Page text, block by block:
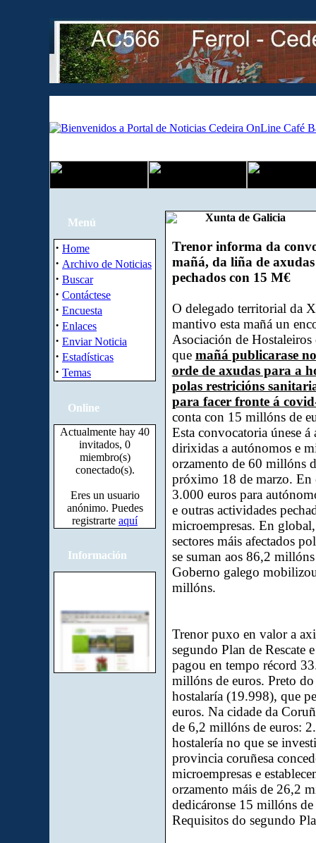
Menú
· Home
· Archivo de Noticias
· Buscar
· Contáctese
· Encuesta
· Enlaces
· Enviar Noticia
· Estadísticas
· Temas
Online
Actualmente hay 40
invitados, 0
miembro(s)
conectado(s).
Eres un usuario
anónimo. Puedes
registrarte aquí
Información
Xunta de Galicia
Trenor informa da
mañá, da liña de
pechados con 15 M€
O delegado territorial da
mantivo esta mañá un
Asociación de
que mañá publicarase
orde de axudas para a
polas restricións
para facer fronte á
conta con 15 millóns de
Esta convocatoria únese á
dirixidas a autónomos e
orzamento de 60 millóns
próximo 18 de marzo. En
3.000 euros para
e outras actividades
microempresas. En
sectores máis afectados
se suman aos 86,2
Goberno galego
millóns.
Trenor puxo en valor a
segundo Plan de Rescate
pagou en tempo récord
millóns de euros. Preto
hostalaría (19.998), que
euros. Na cidade da
de 6,2 millóns de euros:
hostalería no que se
provincia coruñesa
microempresas e
orzamento máis de 26,2
dedicáronse 15 millóns
Requisitos do segundo